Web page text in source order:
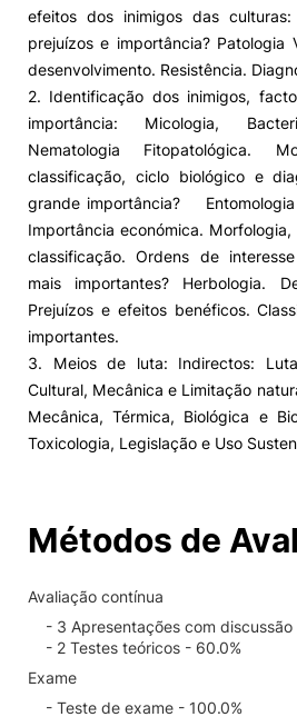
efeitos dos inimigos das
prejuízos e importância? Patologia
desenvolvimento. Resistência.
2. Identificação dos inimigos,
importância: Micologia,
Nematologia Fitopatológica.
classificação, ciclo biológico e
grande importância? ­ Entomologia
Importância económica.
classificação. Ordens de
mais importantes? Herbologia.
Prejuízos e efeitos benéficos.
importantes.
3. Meios de luta: Indirectos:
Cultural, Mecânica e Limitação
Mecânica, Térmica, Biológica e
Toxicologia, Legislação e Uso
Métodos de
Avaliação contínua
- 3 Apresentações com discussão
- 2 Testes teóricos - 60.0%
Exame
- Teste de exame - 100.0%